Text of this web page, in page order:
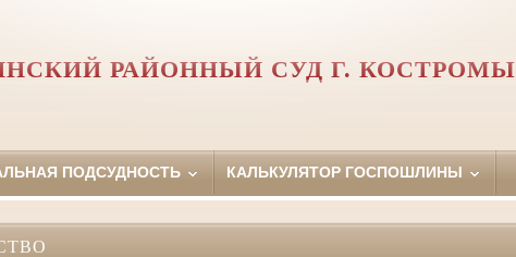
РАЙОННЫЙ СУД Г. КОСТРОМЫ
ПОДСУДНОСТЬ КАЛЬКУЛЯТОР ГОСПОШЛИНЫ